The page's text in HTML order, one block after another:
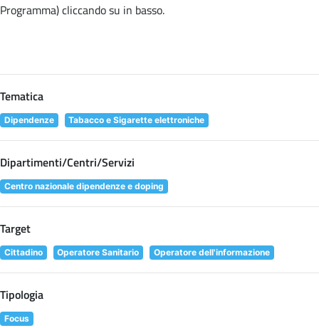
Programma) cliccando su in basso.
Tematica
Dipendenze Tabacco e Sigarette elettroniche
Dipartimenti/Centri/Servizi
Centro nazionale dipendenze e doping
Target
Cittadino Operatore Sanitario Operatore dell'informazione
Tipologia
Focus